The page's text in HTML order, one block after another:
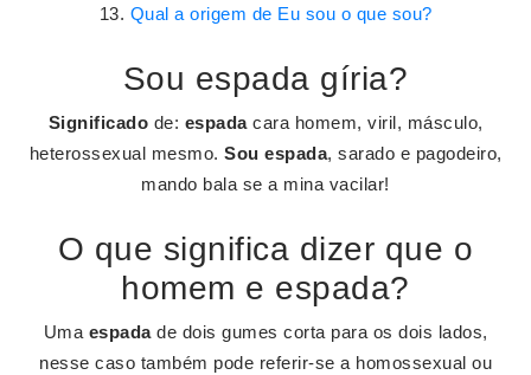
Qual a origem de Eu sou o que sou?
Sou espada gíria?
Significado de: espadacara homem, viril, másculo,
heterossexual mesmo. Sou espada, sarado e pagodeiro,
mando bala se a mina vacilar!
O que significa dizer que o
homem e espada?
Uma espadade dois gumes corta para os dois lados,
nesse caso também pode referir-se a homossexual ou